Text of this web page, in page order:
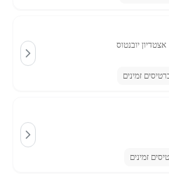
אצטדיון יובנטוס